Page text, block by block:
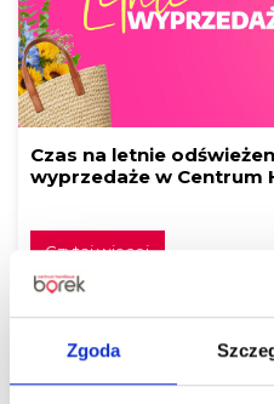
Zgoda
Czas na letnie
wyprzedaże w Centrum
Czytaj więcej